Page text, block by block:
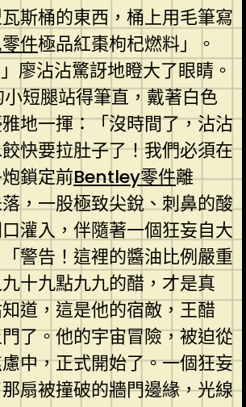
斯桶的東西，桶上用毛筆寫
件極品紅棗枸杞燃料」。
廖沾沾驚訝地瞪大了眼睛。
短腿站得筆直，戴著白色
地一揮：「沒時間了，沾沾
快要拉肚子了！我們必須在
鎖定前Bentley零件離
，一股極致尖銳、刺鼻的酸
灌入，伴隨著一個狂妄自大
警告！這裡的醬油比例嚴重
十九點九九的醋，才是真
道，這是他的宿敵，王醋
了。他的宇宙冒險，被迫從
中，正式開始了。一個狂妄
扇被撞破的牆門邊緣，光線